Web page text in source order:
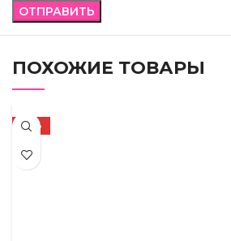
ПОХОЖИЕ ТОВАРЫ
-58%